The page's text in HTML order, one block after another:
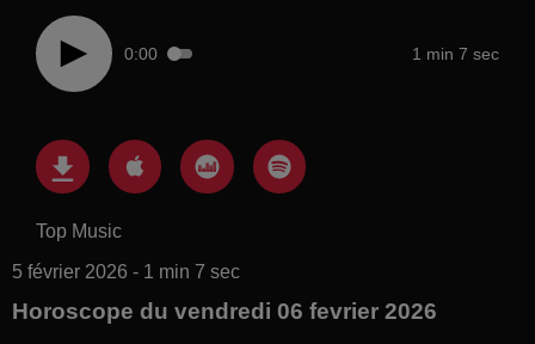
0:00 1 min 7 sec
Top Music
5 février 2026 - 1 min 7 sec
Horoscope du vendredi 06 fevrier 2026